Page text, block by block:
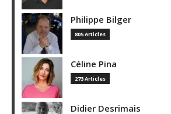
Philippe Bilger
805 Articles
Céline Pina
273 Articles
Didier Desrimais